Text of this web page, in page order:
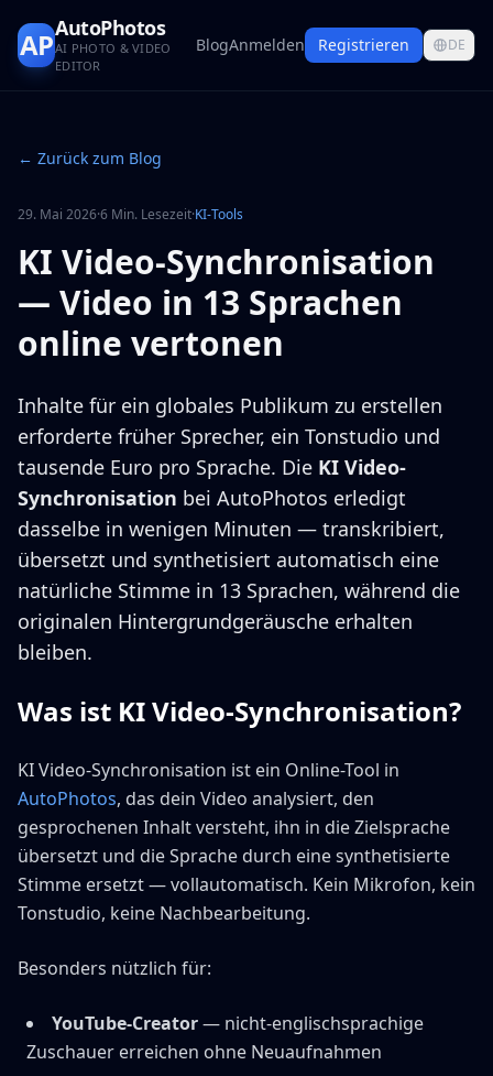
APAutoPhotos
AI PHOTO & VIDEO
EDITOR
BlogAnmelden Registrieren DE
← Zurück zum Blog
29. Mai 2026·6 Min. Lesezeit·KI-Tools
KI Video-Synchronisation
— Video in 13 Sprachen
online vertonen
Inhalte für ein globales Publikum zu erstellen
erforderte früher Sprecher, ein Tonstudio und
tausende Euro pro Sprache. Die KI Video-
Synchronisation bei AutoPhotos erledigt
dasselbe in wenigen Minuten — transkribiert,
übersetzt und synthetisiert automatisch eine
natürliche Stimme in 13 Sprachen, während die
originalen Hintergrundgeräusche erhalten
bleiben.
Was ist KI Video-Synchronisation?
KI Video-Synchronisation ist ein Online-Tool in
AutoPhotos, das dein Video analysiert, den
gesprochenen Inhalt versteht, ihn in die Zielsprache
übersetzt und die Sprache durch eine synthetisierte
Stimme ersetzt — vollautomatisch. Kein Mikrofon, kein
Tonstudio, keine Nachbearbeitung.
Besonders nützlich für:
YouTube-Creator— nicht-englischsprachige
Zuschauer erreichen ohne Neuaufnahmen